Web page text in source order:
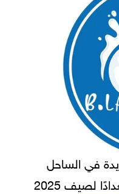
7 فروع جديدة في الساحل
لصيف 2025